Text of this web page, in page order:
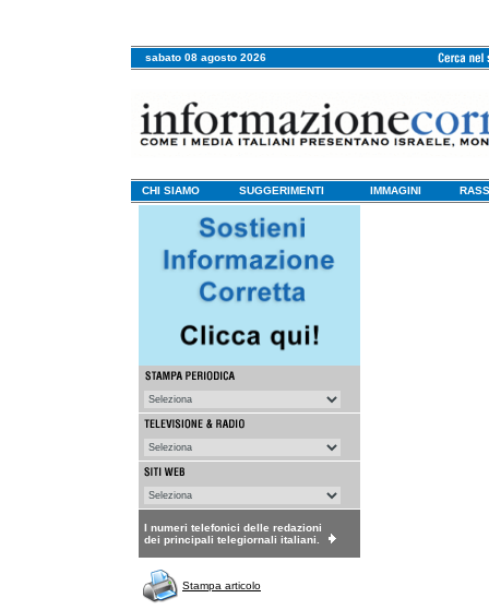
sabato 08 agosto 2026
CHI SIAMO SUGGERIMENTI IMMAGINI
I numeri telefonici delle redazioni
dei principali telegiornali italiani.
Stampa articolo